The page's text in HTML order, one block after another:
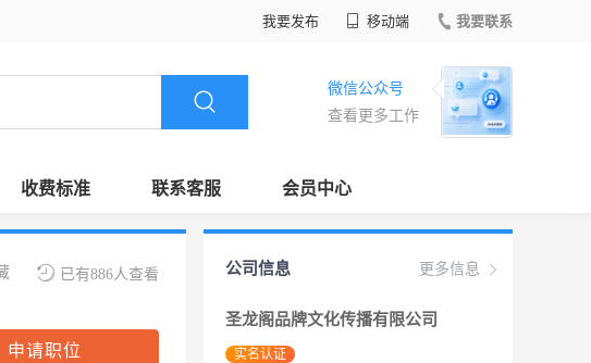
我要发布 移动端 我要联系
微信公众号
查看更多工作
收费标准 联系客服 会员中心
已有886人查看
申请职位
更多信息
公司信息
圣龙阁品牌文化传播有限公司
实名认证